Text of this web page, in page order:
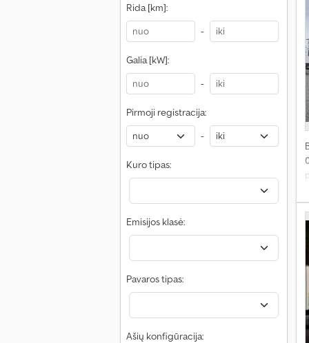
Rida [km]:
-
Galia [kW]:
-
Pirmoji registracija:
-
Kuro tipas:
Emisijos klasė:
Pavaros tipas:
Ašių konfigūracija: